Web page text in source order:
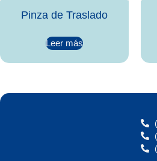
Pinza de Traslado
Leer más